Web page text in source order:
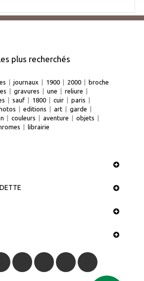
plus recherchés
journaux 1900 2000
broche
gravures une reliure
sauf 1800 cuir paris
editions art garde
couleurs aventure objets
librairie